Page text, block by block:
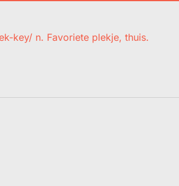
key/ n. Favoriete plekje, thuis.